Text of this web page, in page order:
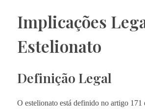
Implicações
Estelionato
Definição Legal
O estelionato está definido no artigo 171